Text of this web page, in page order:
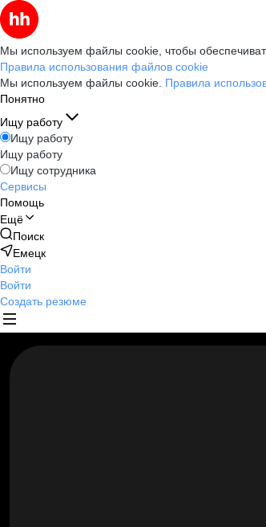
Мы используем файлы cookie, чтобы
Правила использования файлов cookie
Мы используем файлы cookie. Правила
Понятно
Ищу работу
Ищу работу
Ищу работу
Ищу сотрудника
Сервисы
Помощь
Ещё
Поиск
Емецк
Войти
Войти
Создать резюме